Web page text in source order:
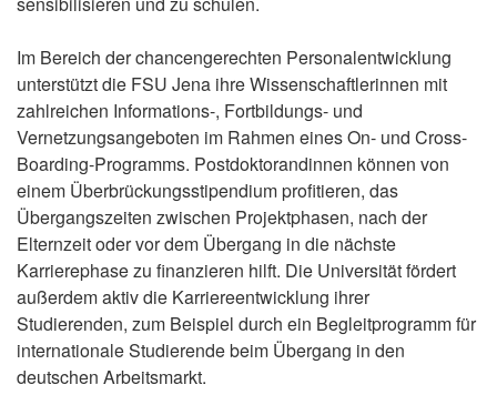
Im Bereich der chancengerechten Personalentwicklung
unterstützt die FSU Jena ihre Wissenschaftlerinnen mit
zahlreichen Informations-, Fortbildungs- und
Vernetzungsangeboten im Rahmen eines On- und Cross-
Boarding-Programms. Postdoktorandinnen können von
einem Überbrückungsstipendium profitieren, das
Übergangszeiten zwischen Projektphasen, nach der
Elternzeit oder vor dem Übergang in die nächste
Karrierephase zu finanzieren hilft. Die Universität fördert
außerdem aktiv die Karriereentwicklung ihrer
Studierenden, zum Beispiel durch ein Begleitprogramm für
internationale Studierende beim Übergang in den
deutschen Arbeitsmarkt.